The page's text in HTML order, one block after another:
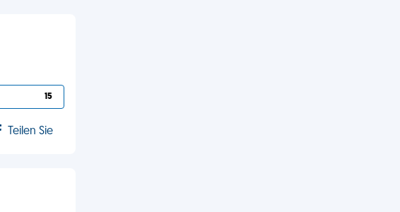
15
Teilen Sie